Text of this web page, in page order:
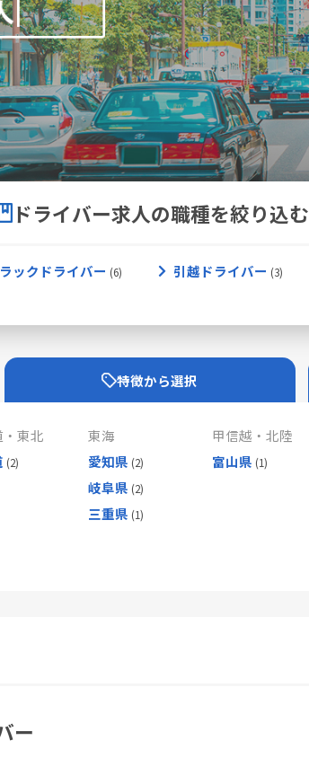
ドライバー求人の職種を絞り込む
ックドライバー 引越ドライバー
東北
東海
愛知県
岐阜県
三重県
甲信越・北陸
富山県
特徴から選択
ー